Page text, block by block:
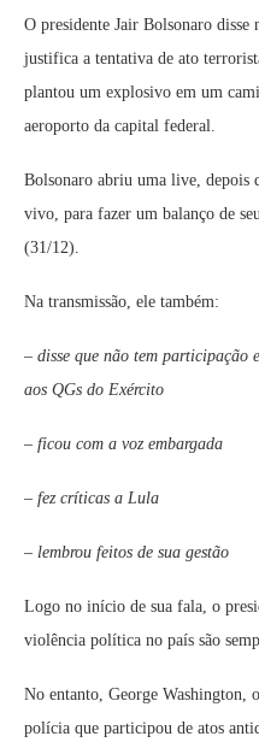
O presidente Jair Bolsonaro disse
justifica a tentativa de ato
plantou um explosivo em um
aeroporto da capital federal.
Bolsonaro abriu uma live, depois
vivo, para fazer um balanço de
(31/12).
Na transmissão, ele também:
– disse que não tem participação
aos QGs do Exército
– ficou com a voz embargada
– fez críticas a Lula
– lembrou feitos de sua gestão
Logo no início de sua fala, o
violência política no país são
No entanto, George Washington,
polícia que participou de atos